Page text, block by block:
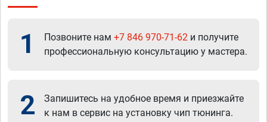
1 Позвоните нам +7 846 970-71-62 и получите
профессиональную консультацию у мастера.
2
Запишитесь на удобное время и приезжайте
к нам в сервис на установку чип тюнинга.